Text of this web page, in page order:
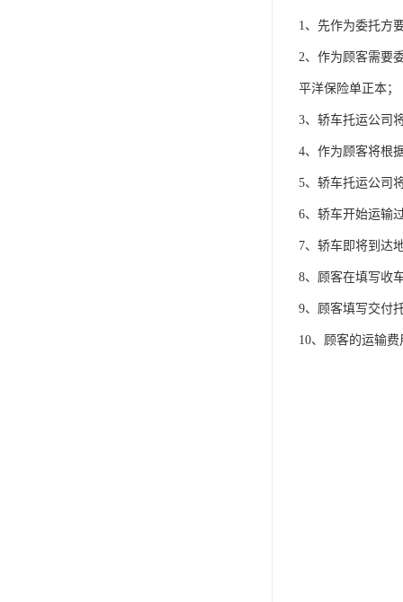
1、先作为委托方
2、作为顾客需要
平洋保险单正本；
3、轿车托运公司
4、作为顾客将根
5、轿车托运公司
6、轿车开始运输
7、轿车即将到达
8、顾客在填写收
9、顾客填写交付
10、顾客的运输